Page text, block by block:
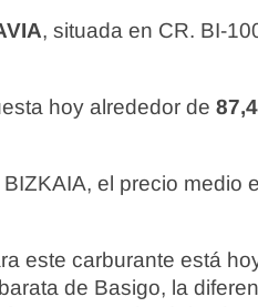
, situada en CR. BI-
hoy alrededor de
el precio medio
este carburante está
de Basigo, la